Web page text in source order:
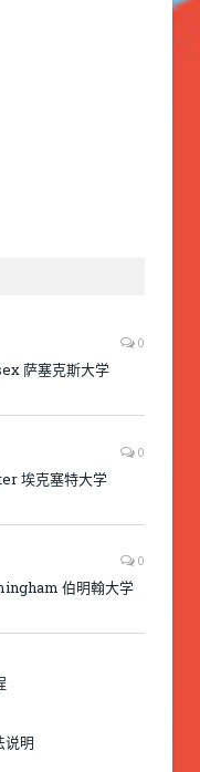
0
萨塞克斯大学
0
埃克塞特大学
0
伯明翰大学